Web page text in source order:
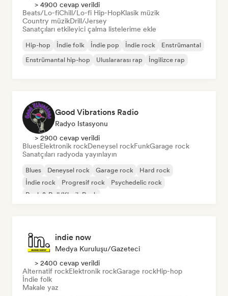
> 4900 cevap verildi
Beats/Lo-fiChill/Lo-fi Hip-HopKlasik müzik
Country müzikDrill/Jersey
Sanatçıları etkileyici çalma listelerime ekle
Hip-hop İndie folk İndie pop İndie rock
Enstrümantal
Enstrümantal hip-hop
Uluslararası rap İngilizce rap
Good Vibrations Radio
Radyo Istasyonu
> 2900 cevap verildi
BluesElektronik rockDeneysel rockFunkGarage rock
Sanatçıları radyoda yayınlayın
Blues Deneysel rock Garage rock
Hard rock
İndie rock
Progresif rock
Psychedelic rock
Rock & Roll/Klasik Rock
indie now
Medya Kuruluşu/Gazeteci
> 2400 cevap verildi
Alternatif rockElektronik rockGarage rockHip-hop
İndie folk
Makale yaz